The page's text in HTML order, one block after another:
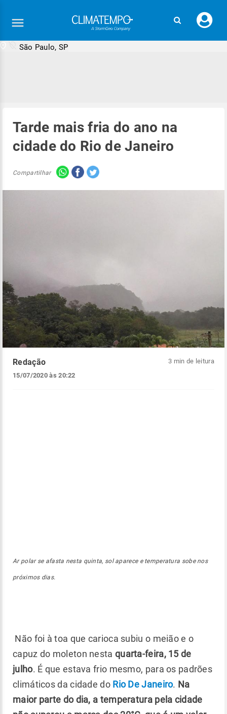
seu
São Paulo, SP
Tarde mais fria do ano na
cidade do Rio de Janeiro
Compartilhar
Redação
15/07/2020 às 20:22
3 min de leitura
Ar polar se afasta nesta quinta, sol aparece e temperatura sobe nos
próximos dias.
Não foi à toa que carioca subiu o meião e o
capuz do moleton nesta quarta-feira, 15 de
julho. É que estava frio mesmo, para os padrões
climáticos da cidade do Rio De Janeiro. Na
maior parte do dia, a temperatura pela cidade